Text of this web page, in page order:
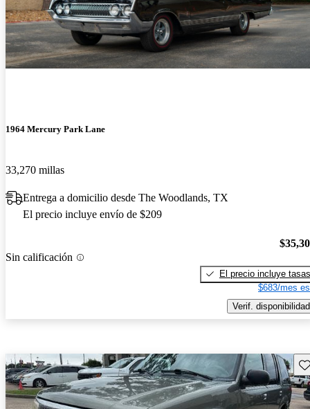
1964 Mercury Park Lane
33,270 millas
Entrega a domicilio desde The Woodlands, TX
El precio incluye envío de $209
Sin calificación
El precio incluye tasas
$683/mes
Verif. disponibilidad